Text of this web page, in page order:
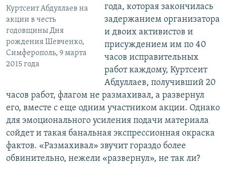
Куртсеит Абдуллаев на
акции в честь
годовщины Дня
рождения Шевченко,
Симферополь, 9 марта
2015 года
года, которая закончилась
задержанием организатора
и двоих активистов и
присуждением им по 40
часов исправительных
работ каждому, Куртсеит
Абдуллаев, получивший 20
часов работ, флагом не размахивал, а развернул
его, вместе с еще одним участником акции. Однако
для эмоционального усиления подачи материала
сойдет и такая банальная экспрессионная окраска
фактов. «Размахивал» звучит гораздо более
обвинительно, нежели «развернул», не так ли?